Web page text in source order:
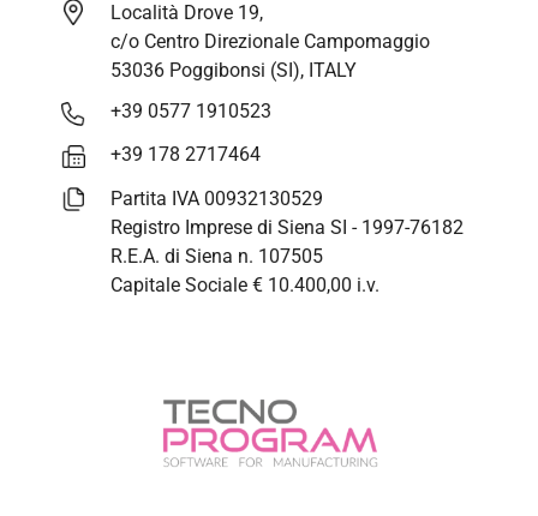
Località Drove 19,
c/o Centro Direzionale Campomaggio
53036 Poggibonsi (SI), ITALY
+39 0577 1910523
+39 178 2717464
Partita IVA 00932130529
Registro Imprese di Siena SI - 1997-76182
R.E.A. di Siena n. 107505
Capitale Sociale € 10.400,00 i.v.